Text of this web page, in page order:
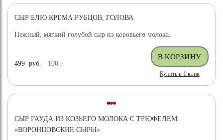
СЫР БЛЮ КРЕМА РУБЦОВ, ГОЛОВА
Нежный, мягкий голубой сыр из коровьего молока.
499 руб. - 100г
Купить в 1 клик
СЫР ГАУДА ИЗ КОЗЬЕГО МОЛОКА С ТРЮФЕЛЕМ
«ВОРОНЦОВСКИЕ СЫРЫ»